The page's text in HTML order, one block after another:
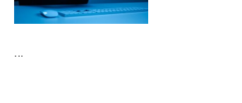
...